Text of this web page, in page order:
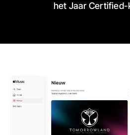
het Jaar Certified-